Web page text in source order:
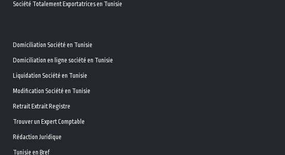
Société Totalement Exportatrices en Tunisie
Domiciliation Société en Tunisie
Domiciliation en ligne société en Tunisie
Liquidation Société en Tunisie
Modification Société en Tunisie
Retrait Extrait Registre
Trouver un Expert Comptable
Rédaction Juridique
Tunisie en Bref